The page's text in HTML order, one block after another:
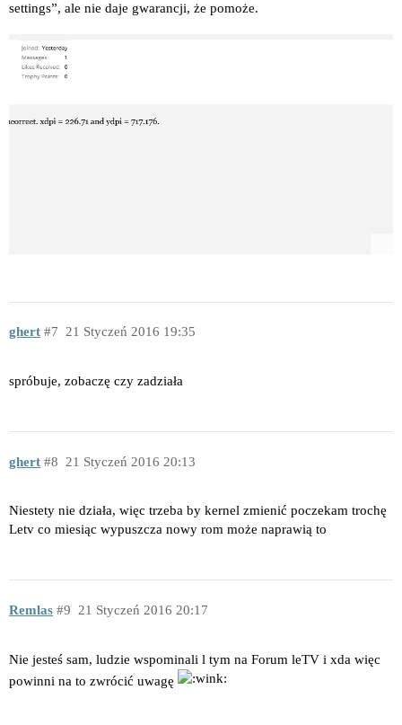
settings”, ale nie daje gwarancji, że pomoże.
ghert 21 Styczeń 2016 19:35
7
spróbuje, zobaczę czy zadziała
ghert 21 Styczeń 2016 20:13
8
Niestety nie działa, więc trzeba by kernel zmienić poczekam trochę
Letv co miesiąc wypuszcza nowy rom może naprawią to
Remlas 21 Styczeń 2016 20:17
9
Nie jesteś sam, ludzie wspominali l tym na Forum leTV i xda więc
powinni na to zwrócić uwagę